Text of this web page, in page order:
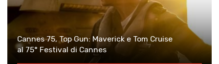
Cannes 75, Top Gun: Maverick e Tom Cruise
al 75° Festival di Cannes